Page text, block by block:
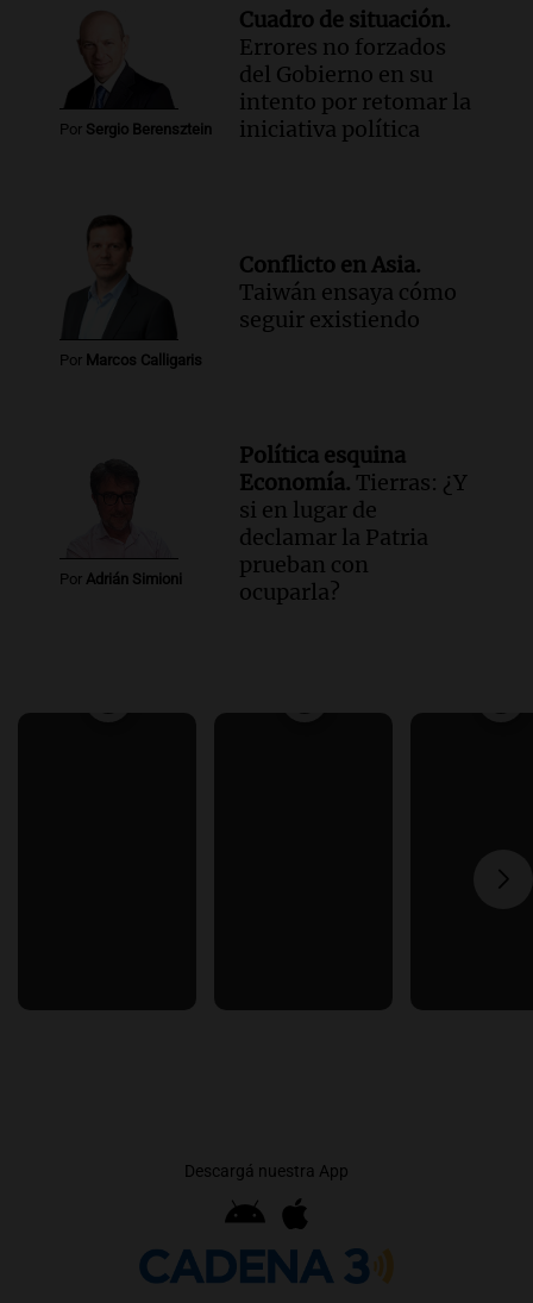
Por Sergio Berensztein
Cuadro de situación.
Errores no forzados
del Gobierno en su
intento por retomar la
iniciativa política
Por Marcos Calligaris
Conflicto en Asia.
Taiwán ensaya cómo
seguir existiendo
Por Adrián Simioni
Política esquina
Economía. Tierras: ¿Y
si en lugar de
declamar la Patria
prueban con
ocuparla?
Descargá nuestra App